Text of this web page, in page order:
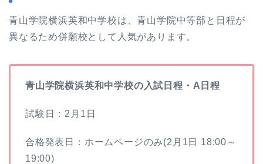
青山学院横浜英和中学校は、青山学院中等部と日程が
異なるため併願校として人気があります。
青山学院横浜英和中学校の入試日程・A日程
試験日：2月1日
合格発表日：ホームページのみ(2月1日 18:00～
19:00)